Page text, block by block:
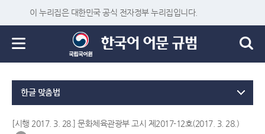
이 누리집은 대한민국 공식 전자정부 누리집입니다.
한글 맞춤법
[시행 2017. 3. 28.] 문화체육관광부 고시 제2017-12호(2017. 3. 28.)